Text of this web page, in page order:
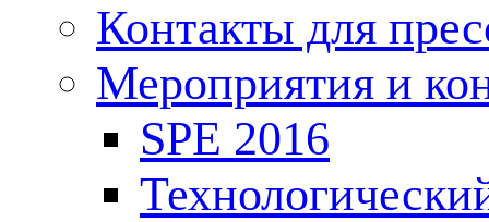
Контакты для
Мероприятия и
SPE 2016